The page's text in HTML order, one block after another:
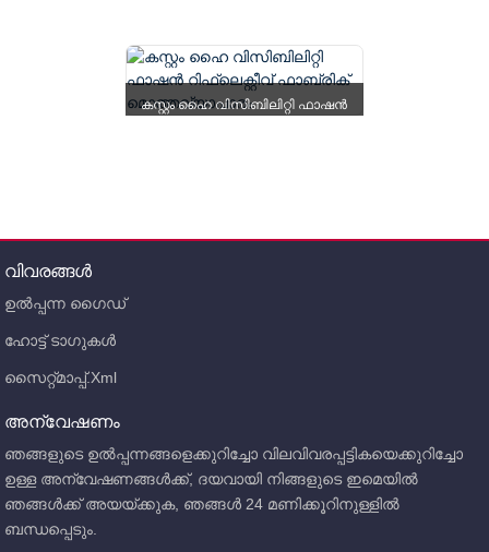
കസ്റ്റം ഹൈ വിസിബിലിറ്റി ഫാഷൻ
വിവരങ്ങൾ
ഉൽപ്പന്ന ഗൈഡ്
ഹോട്ട് ടാഗുകൾ
സൈറ്റ്മാപ്പ്.xml
അന്വേഷണം
ഞങ്ങളുടെ ഉൽപ്പന്നങ്ങളെക്കുറിച്ചോ വിലവിവരപ്പട്ടികയെക്കുറിച്ചോ
ഉള്ള അന്വേഷണങ്ങൾക്ക്, ദയവായി നിങ്ങളുടെ ഇമെയിൽ
ഞങ്ങൾക്ക് അയയ്ക്കുക, ഞങ്ങൾ 24 മണിക്കൂറിനുള്ളിൽ
ബന്ധപ്പെടും.